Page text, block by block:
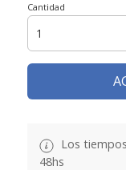
Cantidad
Los
48hs